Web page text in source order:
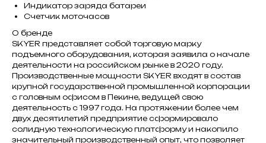
Индикатор заряда батареи
Счетчик моточасов
О бренде
SKYER представляет собой торговую марку
подъемного оборудования, которая заявила о начале
деятельности на российском рынке в 2020 году.
Производственные мощности SKYER входят в состав
крупной государственной промышленной корпорации
с головным офисом в Пекине, ведущей свою
деятельность с 1997 года. На протяжении более чем
двух десятилетий предприятие сформировало
солидную технологическую платформу и накопило
значительный производственный опыт, что позволяет